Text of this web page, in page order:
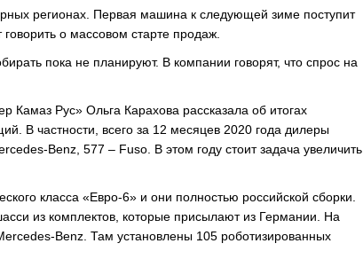
регионах. Первая машина к следующей зиме поступит
о массовом старте продаж.
пока не планируют. В компании говорят, что спрос на
Камаз Рус» Ольга Карахова рассказала об итогах
В частности, всего за 12 месяцев 2020 года дилеры
Benz, 577 – Fuso. В этом году стоит задача увеличить
класса «Евро-6» и они полностью российской сборки.
из комплектов, которые присылают из Германии. На
Benz. Там установлены 105 роботизированных